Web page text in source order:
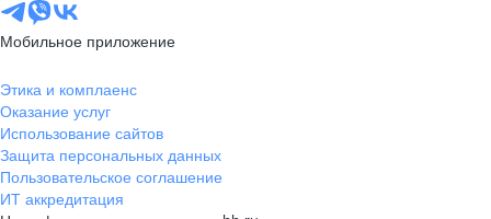
Мобильное приложение
Этика и комплаенс
Оказание услуг
Использование сайтов
Защита персональных данных
Пользовательское соглашение
ИТ аккредитация